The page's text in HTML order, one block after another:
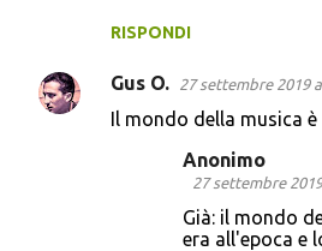
RISPONDI
Gus O. 27 settembre 2019
Il mondo della musica
Anonimo
27 settembre
Già: il mondo
era all'epoca e